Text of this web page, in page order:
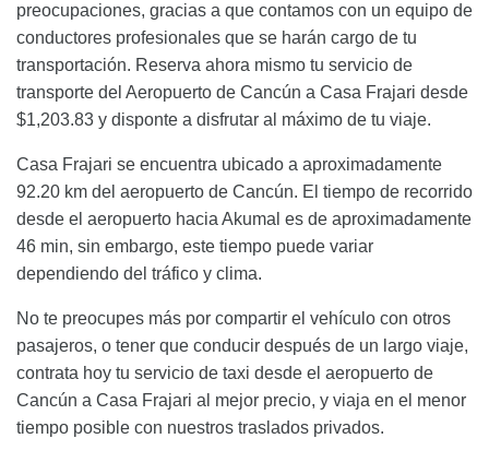
preocupaciones, gracias a que contamos con un equipo de
conductores profesionales que se harán cargo de tu
transportación. Reserva ahora mismo tu servicio de
transporte del Aeropuerto de Cancún a Casa Frajari desde
$1,203.83 y disponte a disfrutar al máximo de tu viaje.
Casa Frajari se encuentra ubicado a aproximadamente
92.20 km del aeropuerto de Cancún. El tiempo de recorrido
desde el aeropuerto hacia Akumal es de aproximadamente
46 min, sin embargo, este tiempo puede variar
dependiendo del tráfico y clima.
No te preocupes más por compartir el vehículo con otros
pasajeros, o tener que conducir después de un largo viaje,
contrata hoy tu servicio de taxi desde el aeropuerto de
Cancún a Casa Frajari al mejor precio, y viaja en el menor
tiempo posible con nuestros traslados privados.